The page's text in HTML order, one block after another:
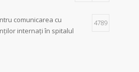
:Conferința „Foamea
!”, susținută de
Necula și medicul
comunicarea cu
internați în spitalul
4789